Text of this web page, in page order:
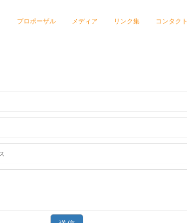
プロポーザル メディア リンク集 コンタクト